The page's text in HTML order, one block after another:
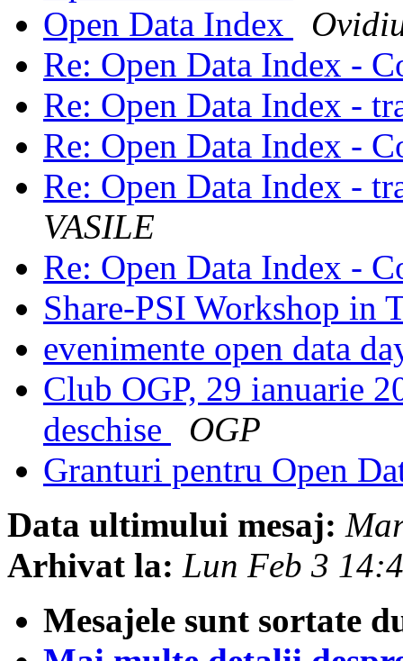
Open Data Index
Re: Open Data Index -
Re: Open Data Index -
Re: Open Data Index -
Re: Open Data Index -
VASILE
Re: Open Data Index -
Share-PSI Workshop in
evenimente open data
Club OGP, 29 ianuarie
deschise
OGP
Granturi pentru Open
Data ultimului mesaj:
Arhivat la: Lun Feb 3
Mesajele sunt sortate